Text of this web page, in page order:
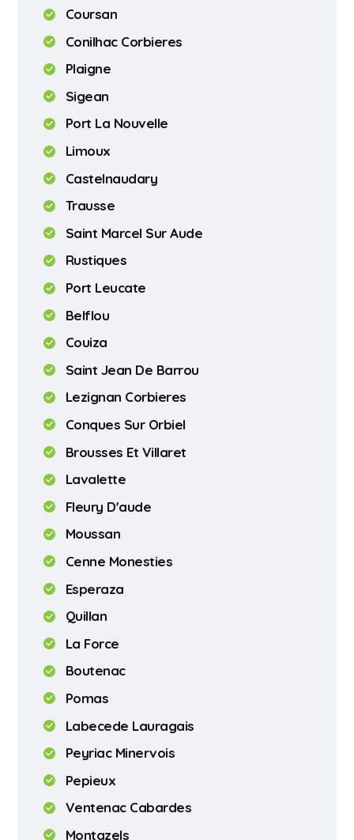
Coursan
Conilhac Corbieres
Plaigne
Sigean
Port La Nouvelle
Limoux
Castelnaudary
Trausse
Saint Marcel Sur Aude
Rustiques
Port Leucate
Belflou
Couiza
Saint Jean De Barrou
Lezignan Corbieres
Conques Sur Orbiel
Brousses Et Villaret
Lavalette
Fleury D'aude
Moussan
Cenne Monesties
Esperaza
Quillan
La Force
Boutenac
Pomas
Labecede Lauragais
Peyriac Minervois
Pepieux
Ventenac Cabardes
Montazels